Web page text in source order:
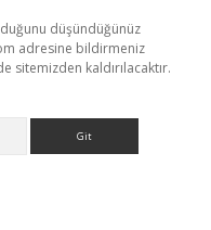
düşündüğünüz
adresine bildirmeniz
sitemizden kaldırılacaktır.